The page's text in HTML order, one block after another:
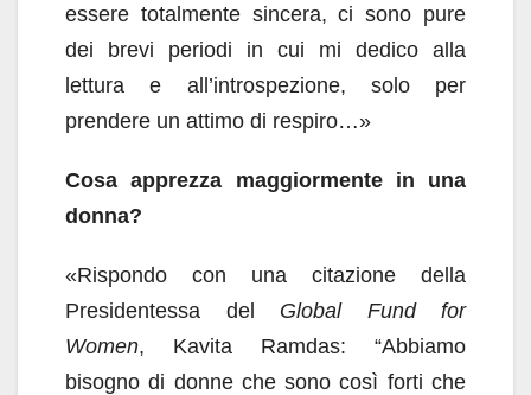
essere totalmente sincera, ci sono pure
dei brevi periodi in cui mi dedico alla
lettura e all’introspezione, solo per
prendere un attimo di respiro…»
Cosa apprezza maggiormente in una
donna?
«Rispondo con una citazione della
Presidentessa del Global Fund for
Women, Kavita Ramdas: “Abbiamo
bisogno di donne che sono così forti che